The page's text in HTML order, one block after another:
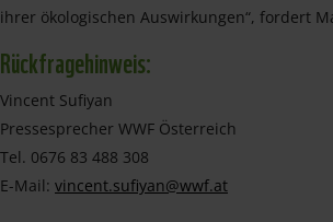
ihrer ökologischen Auswirkungen“, fordert
Rückfragehinweis:
Vincent Sufiyan
Pressesprecher WWF Österreich
Tel. 0676 83 488 308
E-Mail: vincent.sufiyan@wwf.at